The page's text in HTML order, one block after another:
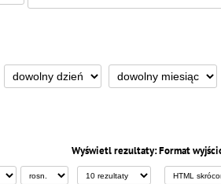
Wyświetl rezultaty:Format